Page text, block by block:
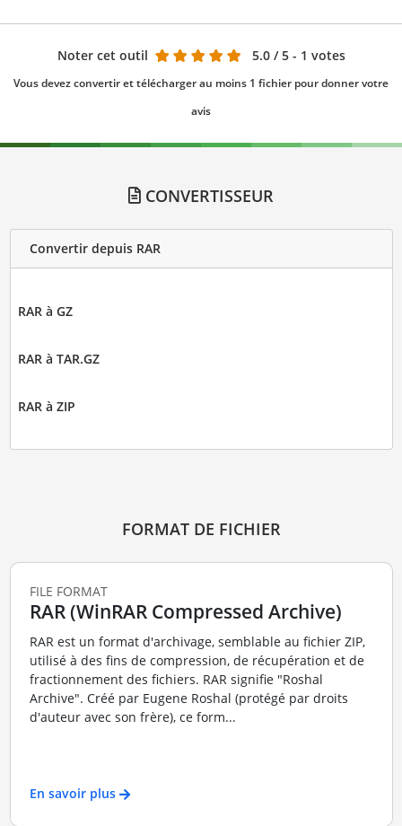
Noter cet outil 5.0 / 5 - 1 votes
Vous devez convertir et télécharger au moins 1 fichier pour donner votre
avis
CONVERTISSEUR
Convertir depuis RAR
RAR à GZ
RAR à TAR.GZ
RAR à ZIP
FORMAT DE FICHIER
FILE FORMAT
RAR (WinRAR Compressed Archive)
RAR est un format d'archivage, semblable au fichier ZIP,
utilisé à des fins de compression, de récupération et de
fractionnement des fichiers. RAR signifie "Roshal
Archive". Créé par Eugene Roshal (protégé par droits
d'auteur avec son frère), ce form...
En savoir plus